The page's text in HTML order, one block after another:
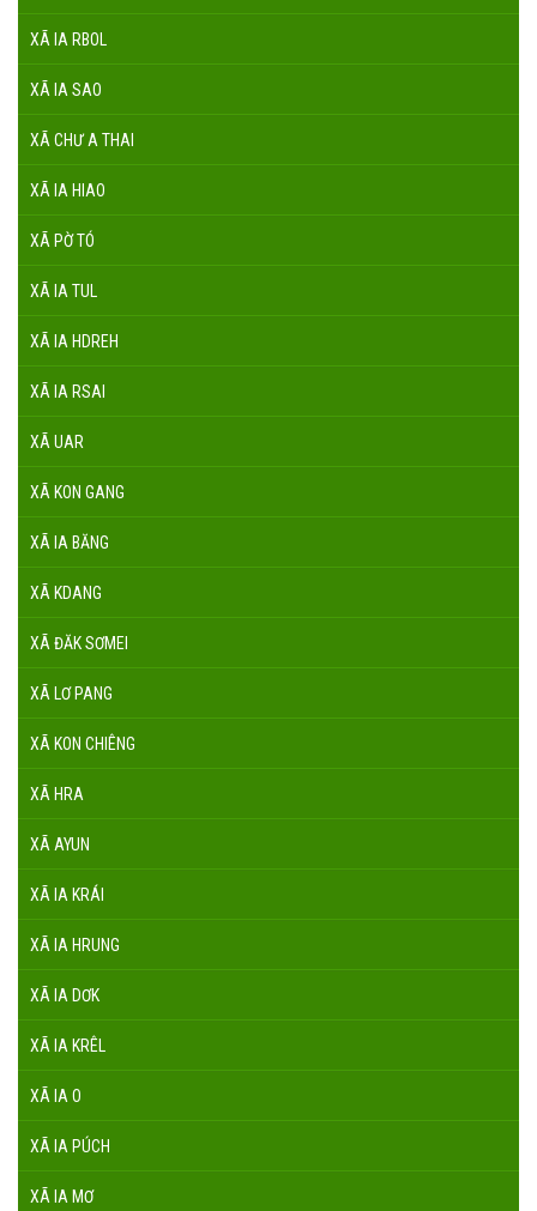
XÃ IA RBOL
XÃ IA SAO
XÃ CHƯ A THAI
XÃ IA HIAO
XÃ PỜ TÓ
XÃ IA TUL
XÃ IA HDREH
XÃ IA RSAI
XÃ UAR
XÃ KON GANG
XÃ IA BĂNG
XÃ KDANG
XÃ ĐĂK SƠMEI
XÃ LƠ PANG
XÃ KON CHIÊNG
XÃ HRA
XÃ AYUN
XÃ IA KRÁI
XÃ IA HRUNG
XÃ IA DƠK
XÃ IA KRÊL
XÃ IA O
XÃ IA PÚCH
XÃ IA MƠ